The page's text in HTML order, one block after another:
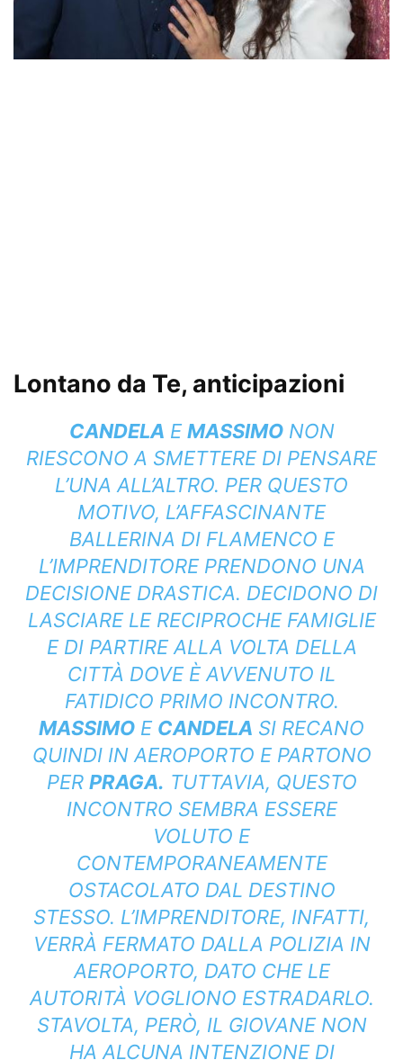
Lontano da Te, anticipazioni
CANDELA EMASSIMONON
RIESCONO A SMETTERE DI PENSARE
L’UNA ALL’ALTRO. PER QUESTO
MOTIVO, L’AFFASCINANTE
BALLERINA DI FLAMENCO E
L’IMPRENDITORE PRENDONO UNA
DECISIONE DRASTICA. DECIDONO DI
LASCIARE LE RECIPROCHE FAMIGLIE
E DI PARTIRE ALLA VOLTA DELLA
CITTÀ DOVE È AVVENUTO IL
FATIDICO PRIMO INCONTRO.
MASSIMO E CANDELA SI RECANO
QUINDI IN AEROPORTO E PARTONO
PER PRAGA. TUTTAVIA, QUESTO
INCONTRO SEMBRA ESSERE
VOLUTO E
CONTEMPORANEAMENTE
OSTACOLATO DAL DESTINO
STESSO. L’IMPRENDITORE, INFATTI,
VERRÀ FERMATO DALLA POLIZIA IN
AEROPORTO, DATO CHE LE
AUTORITÀ VOGLIONO ESTRADARLO.
STAVOLTA, PERÒ, IL GIOVANE NON
HA ALCUNA INTENZIONE DI